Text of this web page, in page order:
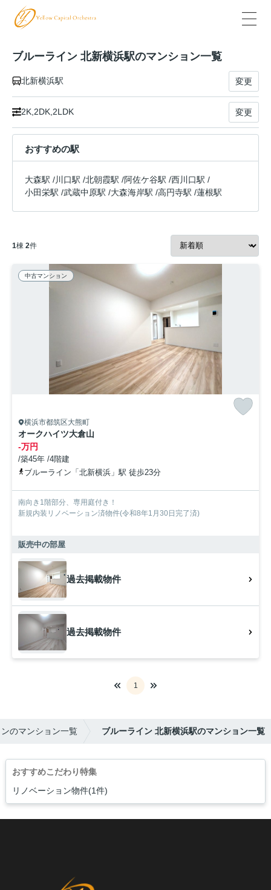
ブルーライン 北新横浜駅のマンション一覧
北新横浜駅 変更
2K,2DK,2LDK 変更
おすすめの駅
大森駅 /川口駅 /北朝霞駅 /阿佐ケ谷駅 /西川口駅 /
小田栄駅 /武蔵中原駅 /大森海岸駅 /高円寺駅 /蓮根駅
1棟 2件
中古マンション
横浜市都筑区大熊町
オークハイツ大倉山
-万円
/築45年 /4階建
ブルーライン「北新横浜」駅 徒歩23分
南向き1階部分、専用庭付き！
新規内装リノベーション済物件(令和8年1月30日完了済)
販売中の部屋
過去掲載物件
過去掲載物件
1
のマンション一覧 ブルーライン 北新横浜駅のマンション一覧
おすすめこだわり特集
リノベーション物件(1件)